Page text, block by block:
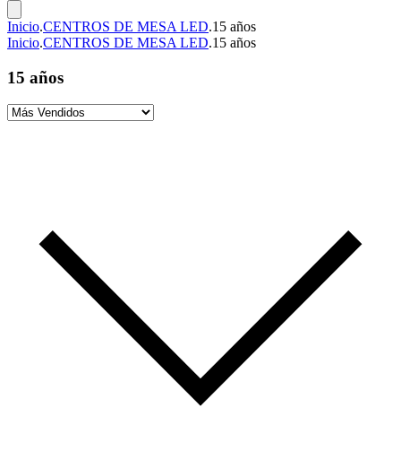
Inicio.CENTROS DE MESA LED.15 años
Inicio.CENTROS DE MESA LED.15 años
15 años